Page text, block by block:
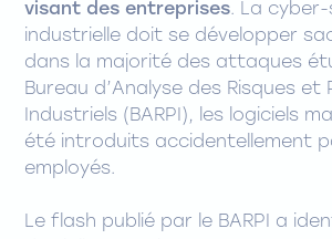
visant des entreprises. La
industrielle doit se développer
dans la majorité des attaques
Bureau d’Analyse des Risques et
Industriels (BARPI), les logiciels
été introduits accidentellement
employés.
Le flash publié par le BARPI a